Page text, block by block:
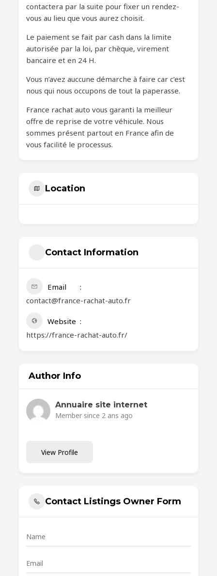
contactera par la suite pour fixer un rendez-
vous au lieu que vous aurez choisit.
Le paiement se fait par cash dans la limite
autorisée par la loi, par chèque, virement
bancaire et en 24 H.
Vous n’avez auccune démarche à faire car c’est
nous qui nous occupons de tout la paperasse.
France rachat auto vous garanti la meilleur
offre de reprise de votre véhicule. Nous
sommes présent partout en France afin de
vous facilité le processus.
Location
Contact Information
Email
contact@france-rachat-auto.fr
Website
https://france-rachat-auto.fr/
Author Info
Annuaire site internet
Member since 2 ans ago
View Profile
Contact Listings Owner Form